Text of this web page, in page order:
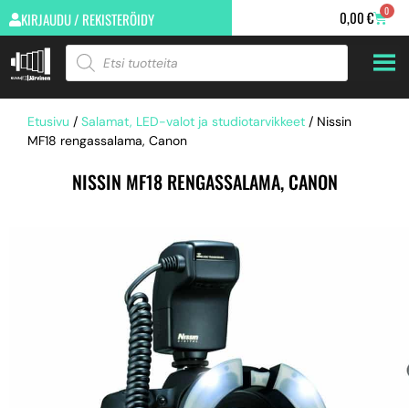
KIRJAUDU / REKISTERÖIDY 0,00€ 0
Etusivu / Salamat, LED-valot ja studiotarvikkeet / Nissin
MF18 rengassalama, Canon
NISSIN MF18 RENGASSALAMA, CANON